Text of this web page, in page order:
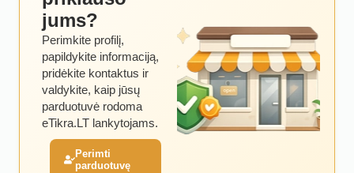
jums?
Perimkite profilį,
papildykite informaciją,
pridėkite kontaktus ir
valdykite, kaip jūsų
parduotuvė rodoma
eTikra.LT lankytojams.
Perimti
parduotuvę